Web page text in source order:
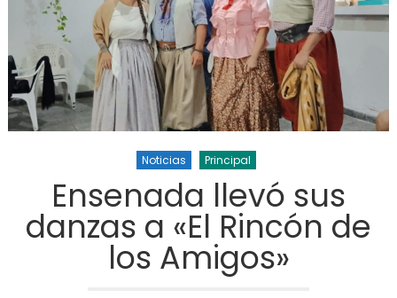
Noticias Principal
Ensenada llevó sus
danzas a «El Rincón de
los Amigos»